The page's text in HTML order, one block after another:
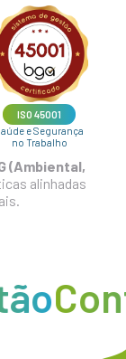
ISO 45001
e Segurança
no Trabalho
(Ambiental,
alinhadas